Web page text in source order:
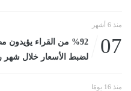
منذ 6 أشهر
07
%92 من القراء
لضبط الأسعار خلال شهر
منذ 16 يومًا